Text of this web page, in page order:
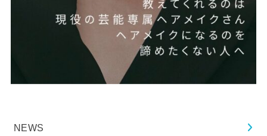
NEWS